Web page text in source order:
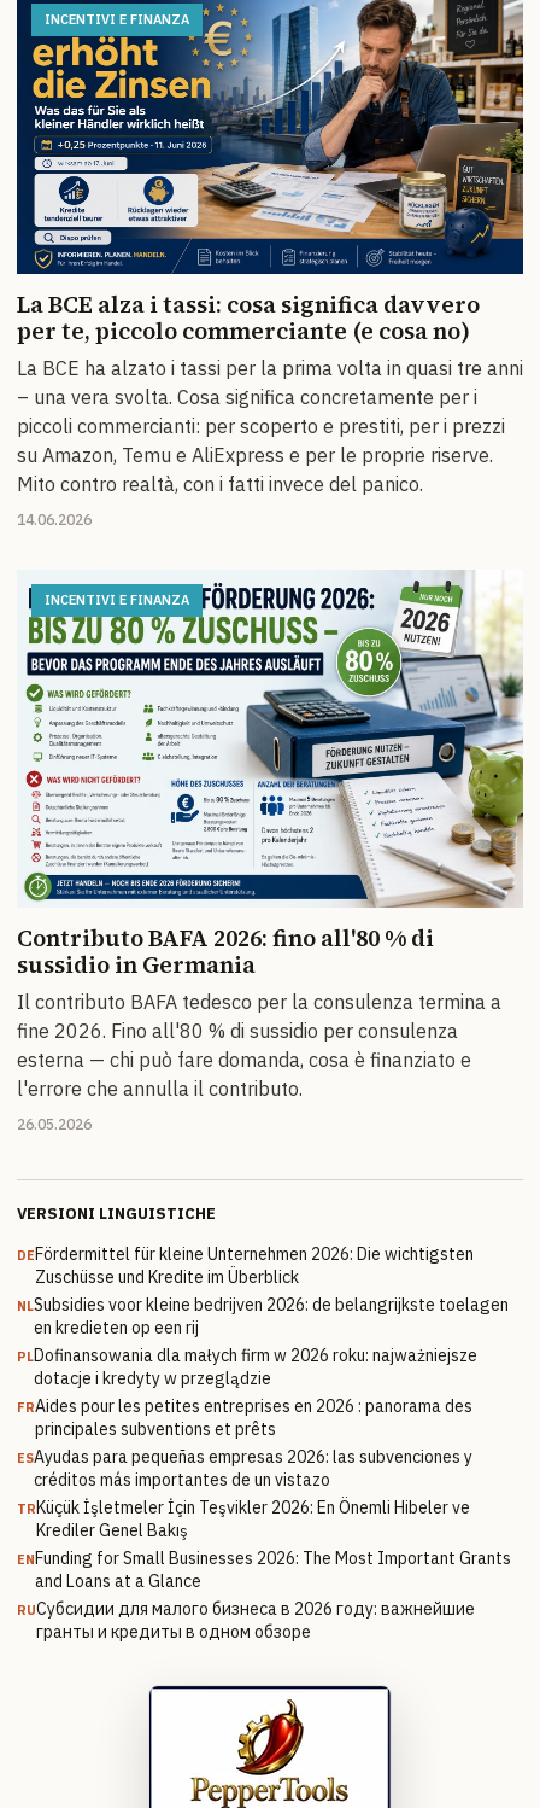
INCENTIVI E FINANZA
La BCE alza i tassi: cosa significa davvero
per te, piccolo commerciante (e cosa no)
La BCE ha alzato i tassi per la prima volta in quasi tre anni
– una vera svolta. Cosa significa concretamente per i
piccoli commercianti: per scoperto e prestiti, per i prezzi
su Amazon, Temu e AliExpress e per le proprie riserve.
Mito contro realtà, con i fatti invece del panico.
14.06.2026
INCENTIVI E FINANZA
Contributo BAFA 2026: fino all'80 % di
sussidio in Germania
Il contributo BAFA tedesco per la consulenza termina a
fine 2026. Fino all'80 % di sussidio per consulenza
esterna — chi può fare domanda, cosa è finanziato e
l'errore che annulla il contributo.
26.05.2026
VERSIONI LINGUISTICHE
DE Fördermittel für kleine Unternehmen 2026: Die wichtigsten
Zuschüsse und Kredite im Überblick
NLSubsidies voor kleine bedrijven 2026: de belangrijkste toelagen
en kredieten op een rij
PLDofinansowania dla małych firm w 2026 roku: najważniejsze
dotacje i kredyty w przeglądzie
FRAides pour les petites entreprises en 2026 : panorama des
principales subventions et prêts
ESAyudas para pequeñas empresas 2026: las subvenciones y
créditos más importantes de un vistazo
TR Küçük İşletmeler İçin Teşvikler 2026: En Önemli Hibeler ve
Krediler Genel Bakış
EN Funding for Small Businesses 2026: The Most Important Grants
and Loans at a Glance
RUСубсидии для малого бизнеса в 2026 году: важнейшие
гранты и кредиты в одном обзоре